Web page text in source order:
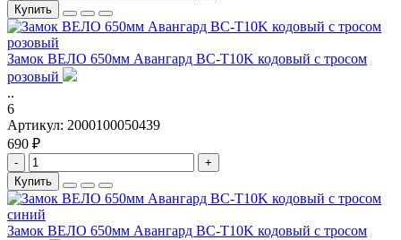
Купить
Замок ВЕЛО 650мм Авангард BC-T10K кодовый с тросом
розовый
..
6
Артикул: 2000100050439
690 ₽
-
+
Купить
Замок ВЕЛО 650мм Авангард BC-T10K кодовый с тросом